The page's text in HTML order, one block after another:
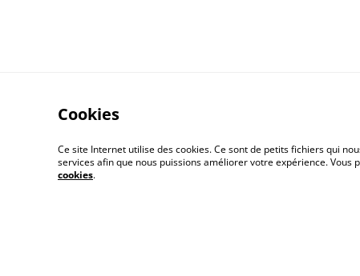
Cookies
Ce site Internet utilise des cookies. Ce sont de petits fichiers qui
services afin que nous puissions améliorer votre expérience. Vous
cookies.